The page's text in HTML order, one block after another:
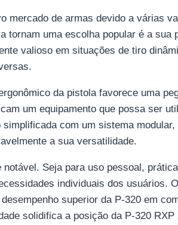
de armas devido a várias
uma escolha popular é a sua
valioso em situações de tiro
da pistola favorece uma
um equipamento que possa ser
com um sistema
a sua versatilidade.
Seja para uso pessoal,
individuais dos usuários.
superior da P-320 em
solidifica a posição da P-320